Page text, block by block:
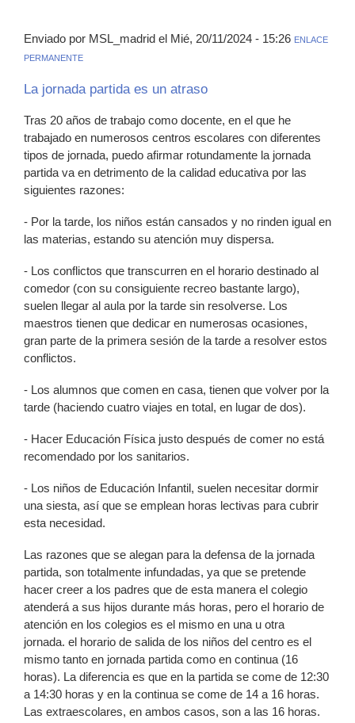
Enviado por MSL_madrid el Mié, 20/11/2024 - 15:26 ENLACE
PERMANENTE
La jornada partida es un atraso
Tras 20 años de trabajo como docente, en el que he
trabajado en numerosos centros escolares con diferentes
tipos de jornada, puedo afirmar rotundamente la jornada
partida va en detrimento de la calidad educativa por las
siguientes razones:
- Por la tarde, los niños están cansados y no rinden igual en
las materias, estando su atención muy dispersa.
- Los conflictos que transcurren en el horario destinado al
comedor (con su consiguiente recreo bastante largo),
suelen llegar al aula por la tarde sin resolverse. Los
maestros tienen que dedicar en numerosas ocasiones,
gran parte de la primera sesión de la tarde a resolver estos
conflictos.
- Los alumnos que comen en casa, tienen que volver por la
tarde (haciendo cuatro viajes en total, en lugar de dos).
- Hacer Educación Física justo después de comer no está
recomendado por los sanitarios.
- Los niños de Educación Infantil, suelen necesitar dormir
una siesta, así que se emplean horas lectivas para cubrir
esta necesidad.
Las razones que se alegan para la defensa de la jornada
partida, son totalmente infundadas, ya que se pretende
hacer creer a los padres que de esta manera el colegio
atenderá a sus hijos durante más horas, pero el horario de
atención en los colegios es el mismo en una u otra
jornada. el horario de salida de los niños del centro es el
mismo tanto en jornada partida como en continua (16
horas). La diferencia es que en la partida se come de 12:30
a 14:30 horas y en la continua se come de 14 a 16 horas.
Las extraescolares, en ambos casos, son a las 16 horas.